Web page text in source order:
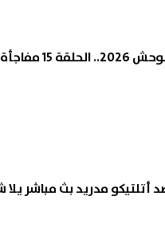
مفاجأة
إصابة 11 مدنيًا في هجوم للحوثيين
والتحالف يتوعد بإجراءات